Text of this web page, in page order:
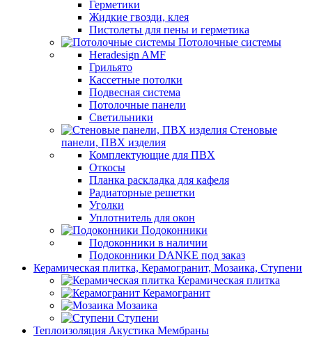
Герметики
Жидкие гвозди, клея
Пистолеты для пены и герметика
Потолочные системы
Heradesign AMF
Грильято
Кассетные потолки
Подвесная система
Потолочные панели
Светильники
Стеновые
панели, ПВХ изделия
Комплектующие для ПВХ
Откосы
Планка раскладка для кафеля
Радиаторные решетки
Уголки
Уплотнитель для окон
Подоконники
Подоконники в наличии
Подоконники DANKE под заказ
Керамическая плитка, Керамогранит, Мозаика, Ступени
Керамическая плитка
Керамогранит
Мозаика
Ступени
Теплоизоляция Акустика Мембраны